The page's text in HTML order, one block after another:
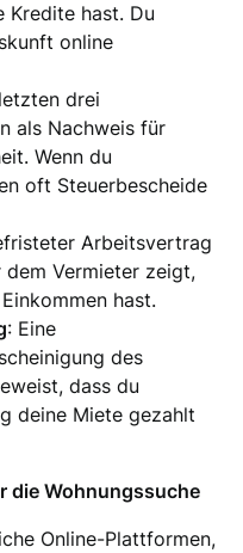
Kredite hast. Du
online
drei
als Nachweis für
Wenn du
oft Steuerbescheide
Arbeitsvertrag
Vermieter zeigt,
hast.
: Eine
des
dass du
deine Miete gezahlt
die Wohnungssuche
Online-Plattformen,